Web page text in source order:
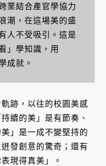
業結合產官學協力
潮，在這場美的盛
人不受吸引。這是
」學知識，用
成就。
跡，以往的校園美感
續的美」是有節奏、
」是一成不變堅持的
發創意的驚奇；還有
現得真美」。